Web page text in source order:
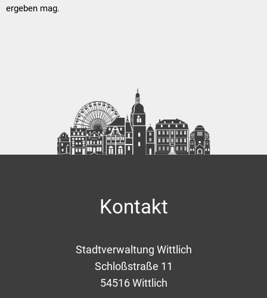
ergeben mag.
Kontakt
Stadtverwaltung Wittlich
Schloßstraße 11
54516 Wittlich